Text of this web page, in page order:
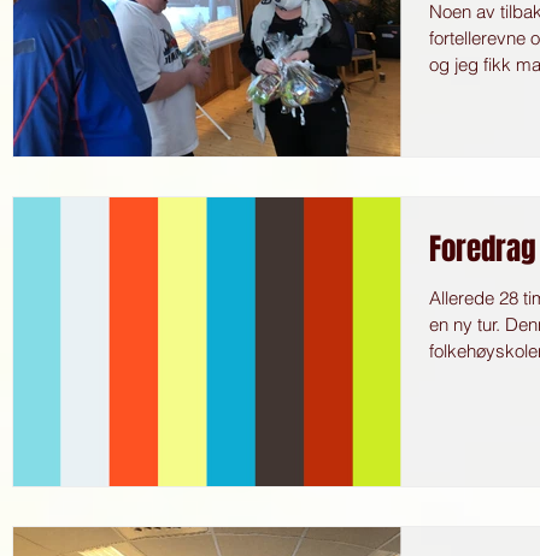
Noen av
fortellerevne
og jeg fikk
Allerede 28
en ny tur.